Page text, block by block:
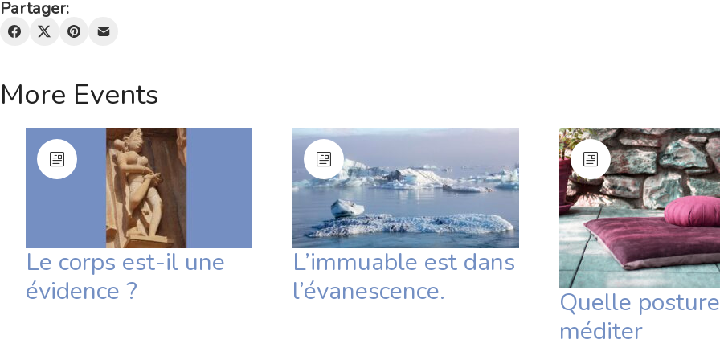
Partager:
More Events
Le corps est-il une
évidence ?
L’immuable est dans
l’évanescence.
Quelle
méditer